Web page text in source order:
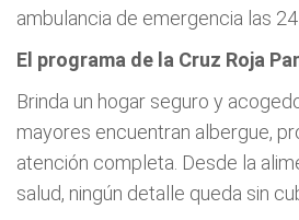
ambulancia de emergencia las 24
El programa de la Cruz Roja
Brinda un hogar seguro y
mayores encuentran albergue,
atención completa. Desde la
salud, ningún detalle queda sin